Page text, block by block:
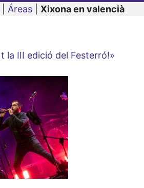
Áreas| Xixona en valencià
la III edició del Festerró!»